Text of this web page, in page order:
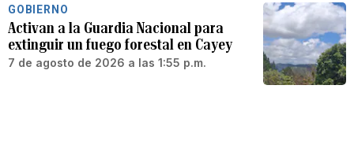
GOBIERNO
Activan a la Guardia Nacional para
extinguir un fuego forestal en Cayey
7 de agosto de 2026 a las 1:55 p.m.